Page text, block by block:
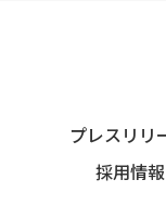
プレスリリ
採用情報